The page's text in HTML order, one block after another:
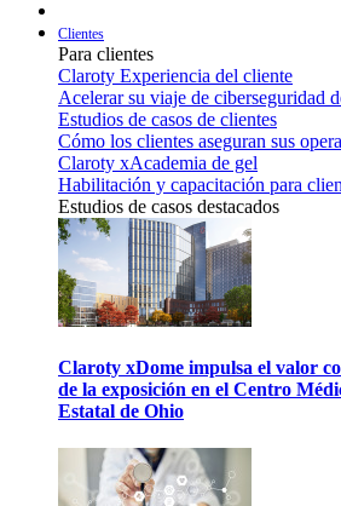
Clientes
Para clientes
Claroty Experiencia del cliente
Acelerar su viaje de ciberseguridad
Estudios de casos de clientes
Cómo los clientes aseguran sus
Claroty xAcademia de gel
Habilitación y capacitación para
Estudios de casos destacados
Claroty xDome impulsa el valor
de la exposición en el Centro
Estatal de Ohio